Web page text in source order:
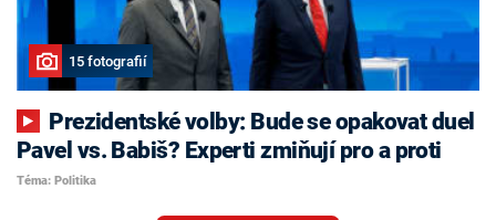
15 fotografií
Pavel vs. Babiš? Experti zmiňují pro a proti
Téma: Politika